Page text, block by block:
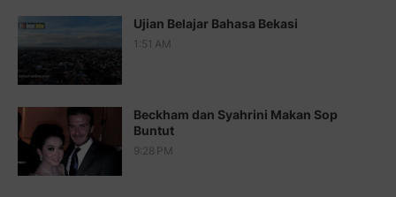
http://j.mp/2brHsFz
Juz 18 ⇨ http://j.mp/2b8SCfc
Juz 19 ⇨http://j.mp/2bFSq95
Juz 20 ⇨http://j.mp/2brI1zc
Juz 21 ⇨http://j.mp/2b8VcBO
Ujian Belajar Bahasa Bekasi
1:51 AM
Beckham dan Syahrini Makan Sop
Buntut
9:28 PM